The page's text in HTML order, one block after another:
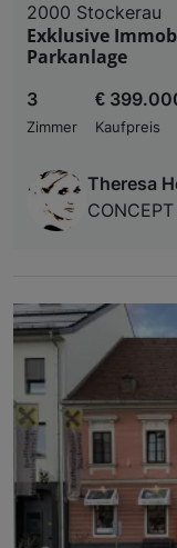
2000 Stockerau
Exklusive
Parkanlage
3
Zimmer
€
Kaufpreis
Theresa